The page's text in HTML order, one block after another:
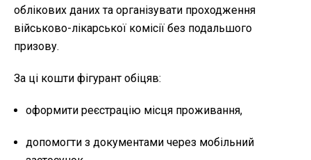
облікових даних та організувати проходження
військово-лікарської комісії без подальшого
призову.
За ці кошти фігурант обіцяв:
оформити реєстрацію місця проживання,
допомогти з документами через мобільний